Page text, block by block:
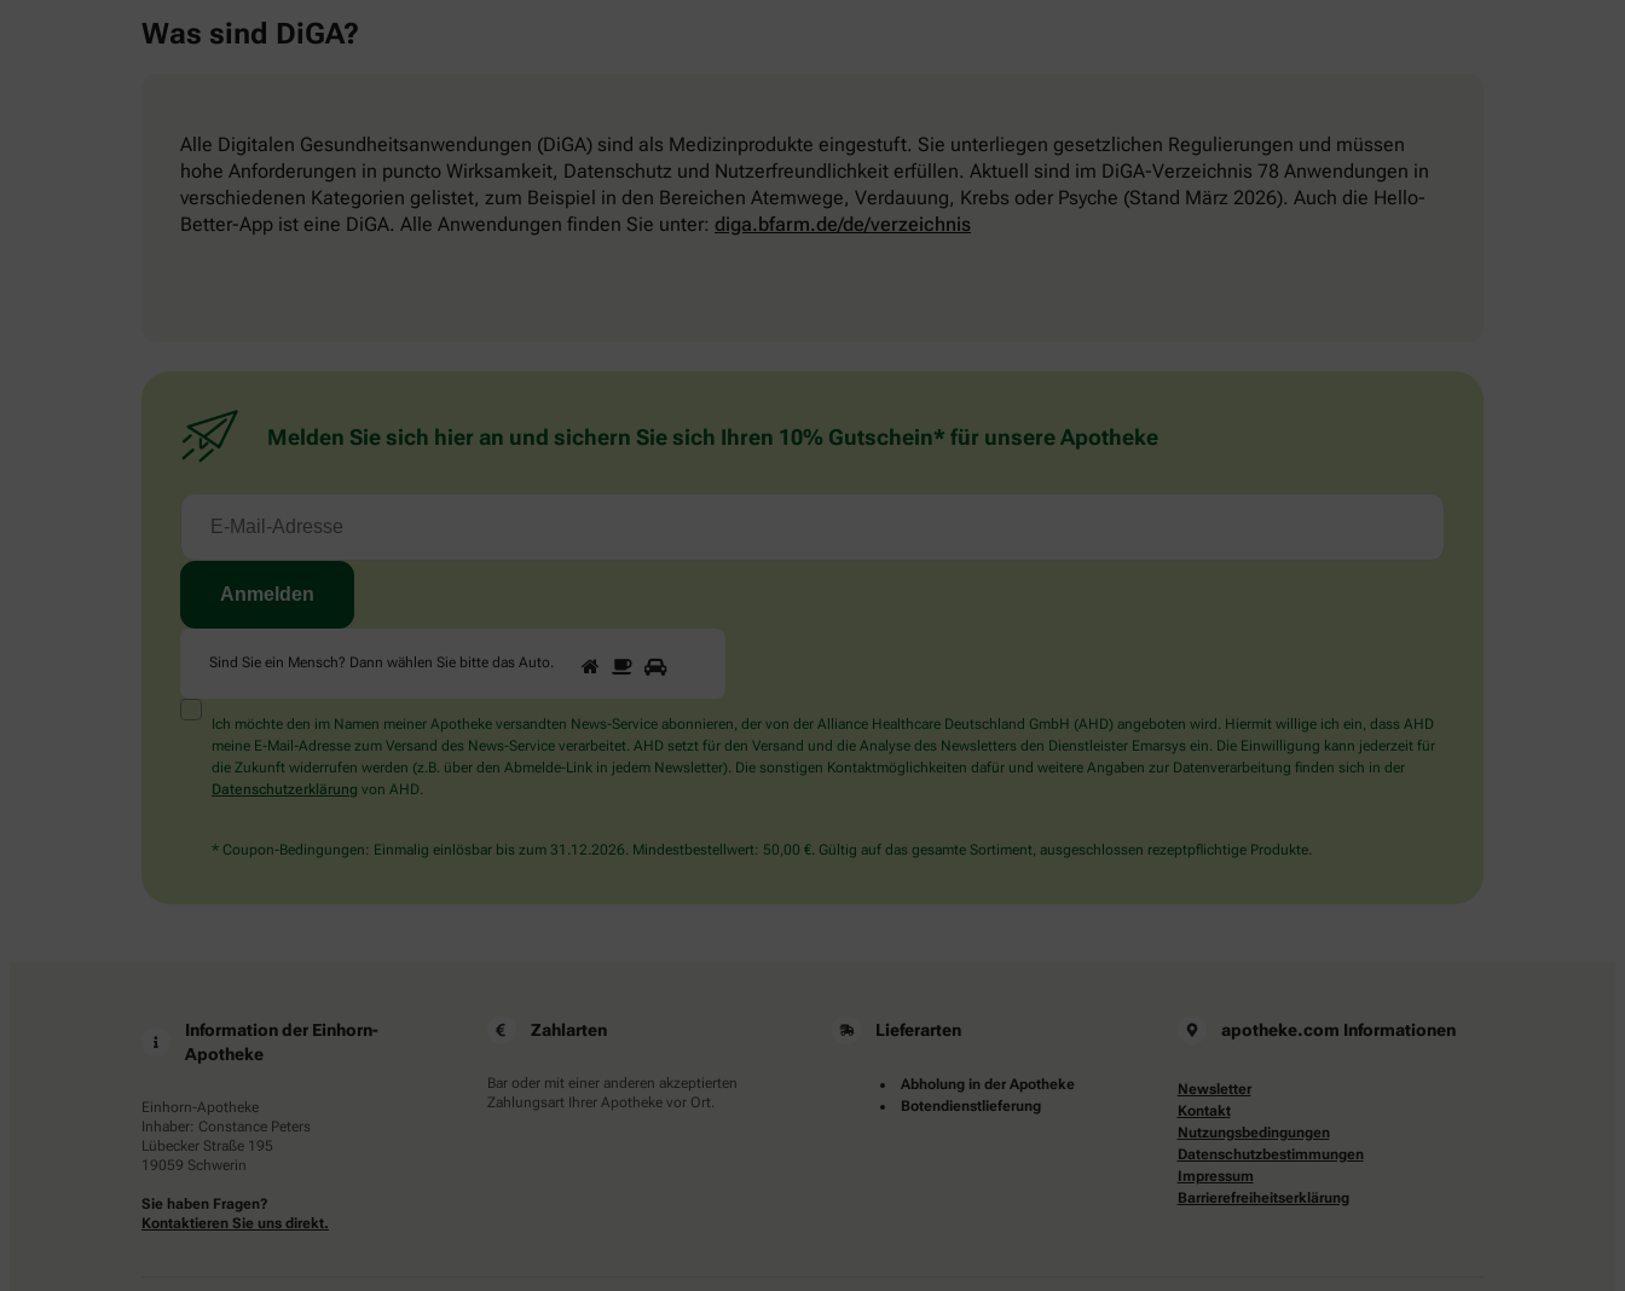
Was sind DiGA?
Alle Digitalen Gesundheitsanwendungen (DiGA) sind als Medizinprodukte eingestuft. Sie unterliegen gesetzlichen Regulierungen und müssen
hohe Anforderungen in puncto Wirksamkeit, Datenschutz und Nutzerfreundlichkeit erfüllen. Aktuell sind im DiGA-Verzeichnis 78 Anwendungen in
verschiedenen Kategorien gelistet, zum Beispiel in den Bereichen Atemwege, Verdauung, Krebs oder Psyche (Stand März 2026). Auch die Hello-
Better-App ist eine DiGA. Alle Anwendungen finden Sie unter: diga.bfarm.de/de/verzeichnis
Melden Sie sich hier an und sichern Sie sich Ihren 10% Gutschein* für unsere Apotheke
Sind Sie ein Mensch? Dann wählen Sie bitte das Auto.
Sind
Sie
Mensch?
Dann
wählen
Auto.
1 2
Ich möchte den im Namen meiner Apotheke versandten News-Service abonnieren, der von der Alliance Healthcare Deutschland GmbH (AHD) angeboten wird. Hiermit willige ich ein, dass AHD
meine E-Mail-Adresse zum Versand des News-Service verarbeitet. AHD setzt für den Versand und die Analyse des Newsletters den Dienstleister Emarsys ein. Die Einwilligung kann jederzeit für
die Zukunft widerrufen werden (z.B. über den Abmelde-Link in jedem Newsletter). Die sonstigen Kontaktmöglichkeiten dafür und weitere Angaben zur Datenverarbeitung finden sich in der
Datenschutzerklärung von AHD.
* Coupon-Bedingungen: Einmalig einlösbar bis zum 31.12.2026. Mindestbestellwert: 50,00 €. Gültig auf das gesamte Sortiment, ausgeschlossen rezeptpflichtige Produkte.
Information der Einhorn-
Apotheke
Einhorn-Apotheke
Inhaber: Constance Peters
Lübecker Straße 195
19059 Schwerin
Sie haben Fragen?
Kontaktieren Sie uns direkt.
Zahlarten
Bar oder mit einer anderen akzeptierten
Zahlungsart Ihrer Apotheke vor Ort.
Lieferarten
Abholung in der Apotheke
Botendienstlieferung
apotheke.com Informationen
Newsletter
Kontakt
Nutzungsbedingungen
Datenschutzbestimmungen
Impressum
Barrierefreiheitserklärung